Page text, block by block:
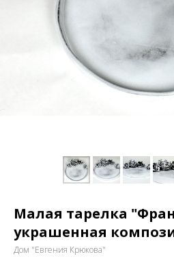
Малая тарелка
украшенная
Дом "Евгения Крюкова"